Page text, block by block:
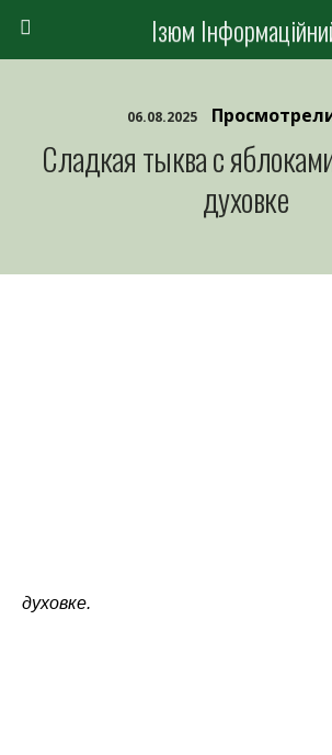
Ізюм
06.08.2025
Сладкая тыква с
духовке
духовке.